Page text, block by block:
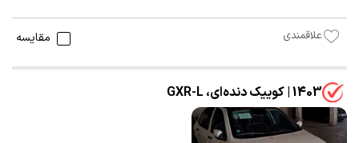
علاقمندی مقایسه
1403 | کوییک دنده‌ای، GXR-L